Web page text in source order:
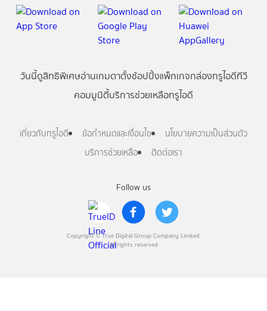
Follow us
Copyright © True Digital Group Company Limited.
All rights reserved
วันนี้ดูสิทธิพิเศษอ่านเกมตาตั้งช้อปปิ้งแพ็กเกจกล่องทรูไอดีทีวี
คอมมูนิตี้บริการช่วยเหลือทรูไอดี
เกี่ยวกับทรูไอดี ข้อกำหนดและเงื่อนไข
นโยบายความเป็นส่วนตัว
บริการช่วยเหลือ
ติดต่อเรา